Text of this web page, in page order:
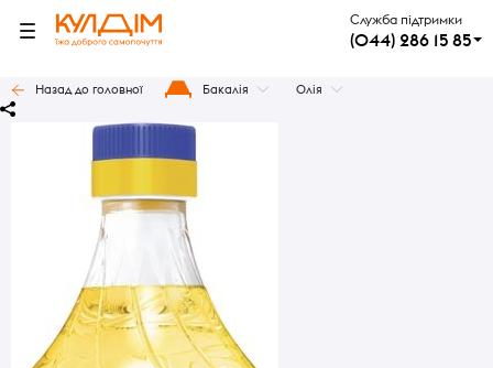
Служба підтримки
(044) 286 15 85
Назад до головної Бакалія Олія